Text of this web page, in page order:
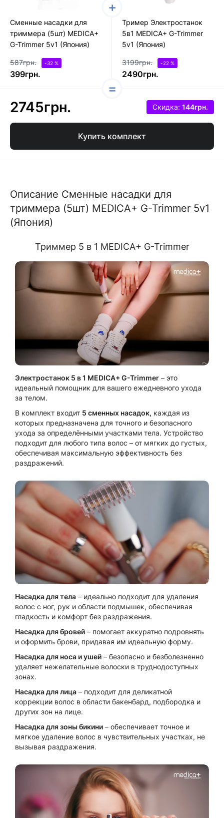
Сменные насадки для
триммера (5шт) MEDICA+
G-Trimmer 5v1 (Япония)
587грн. -32 %
399грн.
Тример Электростанок
5в1 MEDICA+ G-Trimmer
5v1 (Япония)
3199грн. -22 %
2490грн.
2745грн. Скидка: 144грн.
Купить комплект
Описание Сменные насадки для
триммера (5шт) MEDICA+ G-Trimmer 5v1
(Япония)
Триммер 5 в 1 MEDICA+ G-Trimmer
Электростанок 5 в 1 MEDICA+ G-Trimmer – это
идеальный помощник для вашего ежедневного ухода
за телом.
В комплект входит 5 сменных насадок, каждая из
которых предназначена для точного и безопасного
ухода за определёнными участками тела. Устройство
подходит для любого типа волос – от мягких до густых,
обеспечивая максимальную эффективность без
раздражений.
Насадка для тела – идеально подходит для удаления
волос с ног, рук и области подмышек, обеспечивая
гладкость и комфорт без раздражения.
Насадка для бровей – помогает аккуратно подровнять
и оформить брови, придавая им идеальную форму.
Насадка для носа и ушей – безопасно и безболезненно
удаляет нежелательные волоски в труднодоступных
зонах.
Насадка для лица – подходит для деликатной
коррекции волос в области бакенбард, подбородка и
других зон на лице.
Насадка для зоны бикини – обеспечивает точное и
мягкое удаление волос в чувствительных участках, не
вызывая раздражения.